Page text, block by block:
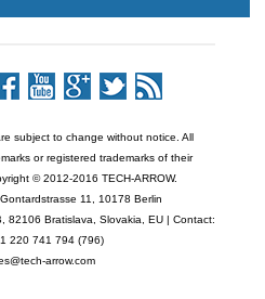
subject to change without notice. All
or registered trademarks of their
© 2012-2016 TECH-ARROW.
11, 10178 Berlin
82106 Bratislava, Slovakia, EU | Contact:
220 741 794 (796)
arrow.com